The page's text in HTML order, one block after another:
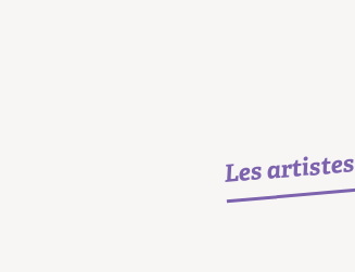
Les artistes